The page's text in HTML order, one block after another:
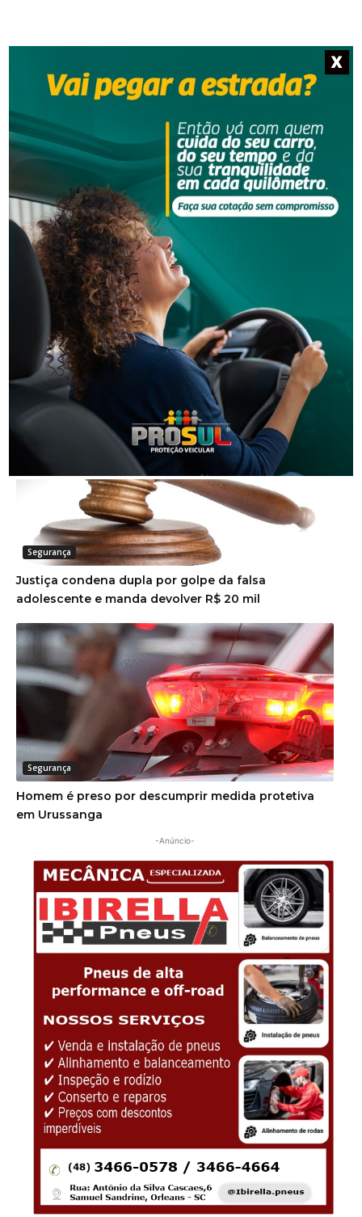
NOTÍCIAS RELACIONADAS
Segurança
Mulher contrata casal para faxina e percebe sumiço
de R$ 1 mil em Orleans
Segurança
Justiça condena dupla por golpe da falsa
adolescente e manda devolver R$ 20 mil
Segurança
Homem é preso por descumprir medida protetiva
em Urussanga
-Anúncio-
X